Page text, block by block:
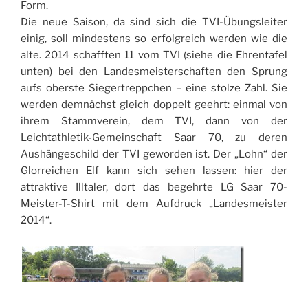
Form.
Die neue Saison, da sind sich die TVI-Übungsleiter
einig, soll mindestens so erfolgreich werden wie die
alte. 2014 schafften 11 vom TVI (siehe die Ehrentafel
unten) bei den Landesmeisterschaften den Sprung
aufs oberste Siegertreppchen – eine stolze Zahl. Sie
werden demnächst gleich doppelt geehrt: einmal von
ihrem Stammverein, dem TVI, dann von der
Leichtathletik-Gemeinschaft Saar 70, zu deren
Aushängeschild der TVI geworden ist. Der „Lohn“ der
Glorreichen Elf kann sich sehen lassen: hier der
attraktive Illtaler, dort das begehrte LG Saar 70-
Meister-T-Shirt mit dem Aufdruck „Landesmeister
2014“.